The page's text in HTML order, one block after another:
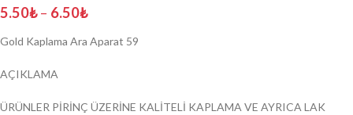
5.50₺ – 6.50₺
Gold Kaplama Ara Aparat 59
AÇIKLAMA
ÜRÜNLER PİRİNÇ ÜZERİNE KALİTELİ KAPLAMA VE AYRICA LAK